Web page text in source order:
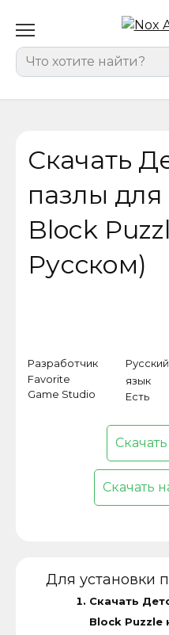
содержанию
Скачать
пазлы
Block
Русском)
Разработчик
Favorite
Game Studio
Русский
язык
Есть
Скачать
Для установки
Скачать
Block Puzzle